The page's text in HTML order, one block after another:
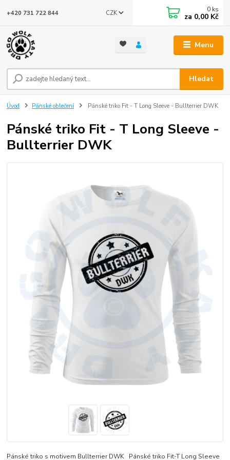
Menu
CZK
Hledat
+420 731 722 844 0 ks
za 0,00 Kč
Úvod Pánské oblečení Pánské triko Fit - T Long Sleeve - Bullterrier DWK
Pánské triko Fit - T Long Sleeve -
Bullterrier DWK
Pánské triko s motivem Bullterrier DWK Pánské triko Fit-T Long Sleeve